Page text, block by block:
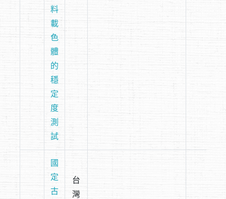
料
載
色
體
的
穩
定
度
測
試
國
定
古
台
灣